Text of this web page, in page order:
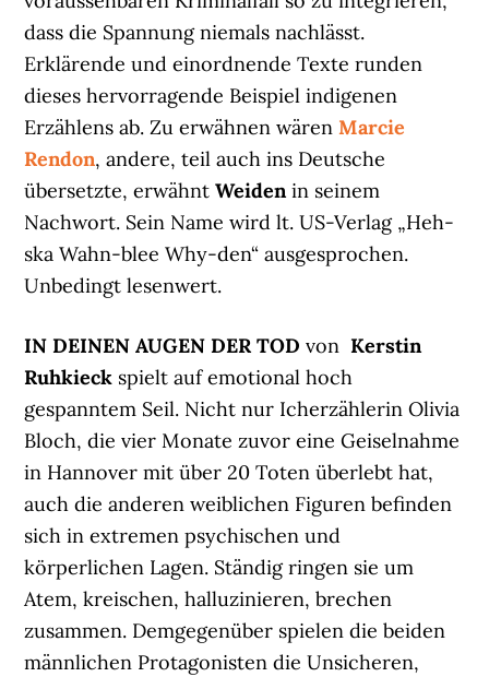
dass die Spannung niemals nachlässt.
Erklärende und einordnende Texte runden
dieses hervorragende Beispiel indigenen
Erzählens ab. Zu erwähnen wärenMarcie
Rendon, andere, teil auch ins Deutsche
übersetzte, erwähntWeidenin seinem
Nachwort. Sein Name wird lt. US-Verlag „Heh-
ska Wahn-blee Why-den“ ausgesprochen.
Unbedingt lesenwert.
IN DEINEN AUGEN DER TOD vonKerstin
Ruhkieck spielt auf emotional hoch
gespanntem Seil. Nicht nur Icherzählerin Olivia
Bloch, die vier Monate zuvor eine Geiselnahme
in Hannover mit über 20 Toten überlebt hat,
auch die anderen weiblichen Figuren befinden
sich in extremen psychischen und
körperlichen Lagen. Ständig ringen sie um
Atem, kreischen, halluzinieren, brechen
zusammen. Demgegenüber spielen die beiden
männlichen Protagonisten die Unsicheren,